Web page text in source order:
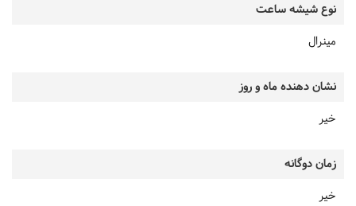
نوع شیشه ساعت
مینرال
نشان دهنده ماه و روز
خیر
زمان دوگانه
خیر